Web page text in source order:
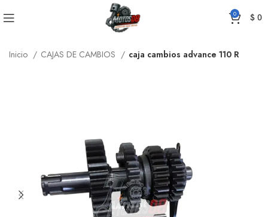
0 $0
Inicio CAJAS DE CAMBIOS caja cambios advance 110 R